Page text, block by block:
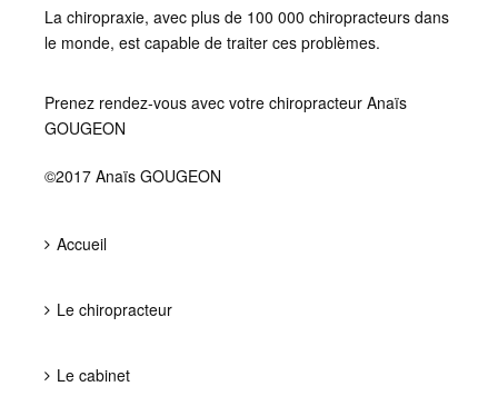
La chiropraxie, avec plus de 100 000 chiropracteurs dans
le monde, est capable de traiter ces problèmes.
Prenez rendez-vous avec votre chiropracteur Anaïs
GOUGEON
©2017 Anaïs GOUGEON
Accueil
Le chiropracteur
Le cabinet